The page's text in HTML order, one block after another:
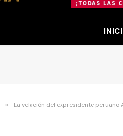
» La velación del expresidente peruano